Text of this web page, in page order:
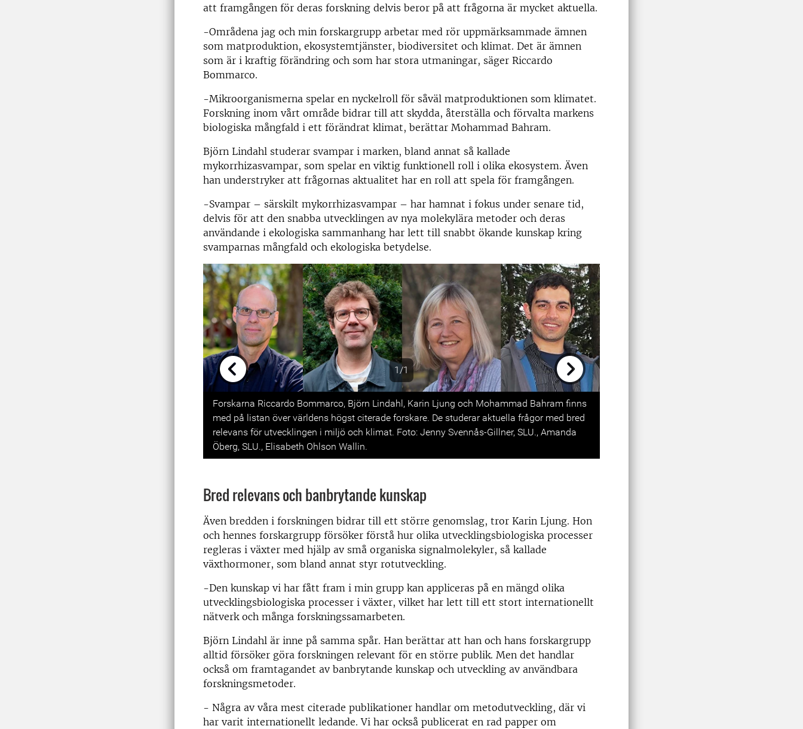
att framgången för deras forskning delvis beror på att frågorna är mycket aktuella.
-Områdena jag och min forskargrupp arbetar med rör uppmärksammade ämnen
som matproduktion, ekosystemtjänster, biodiversitet och klimat. Det är ämnen
som är i kraftig förändring och som har stora utmaningar, säger Riccardo
Bommarco.
-Mikroorganismerna spelar en nyckelroll för såväl matproduktionen som klimatet.
Forskning inom vårt område bidrar till att skydda, återställa och förvalta markens
biologiska mångfald i ett förändrat klimat, berättar Mohammad Bahram.
Björn Lindahl studerar svampar i marken, bland annat så kallade
mykorrhizasvampar, som spelar en viktig funktionell roll i olika ekosystem. Även
han understryker att frågornas aktualitet har en roll att spela för framgången.
-Svampar – särskilt mykorrhizasvampar – har hamnat i fokus under senare tid,
delvis för att den snabba utvecklingen av nya molekylära metoder och deras
användande i ekologiska sammanhang har lett till snabbt ökande kunskap kring
svamparnas mångfald och ekologiska betydelse.
1/1
Previous Next
Forskarna Riccardo Bommarco, Björn Lindahl, Karin Ljung och Mohammad Bahram finns
med på listan över världens högst citerade forskare. De studerar aktuella frågor med bred
relevans för utvecklingen i miljö och klimat. Foto: Jenny Svennås-Gillner, SLU., Amanda
Öberg, SLU., Elisabeth Ohlson Wallin.
Bred relevans och banbrytande kunskap
Även bredden i forskningen bidrar till ett större genomslag, tror Karin Ljung. Hon
och hennes forskargrupp försöker förstå hur olika utvecklingsbiologiska processer
regleras i växter med hjälp av små organiska signalmolekyler, så kallade
växthormoner, som bland annat styr rotutveckling.
-Den kunskap vi har fått fram i min grupp kan appliceras på en mängd olika
utvecklingsbiologiska processer i växter, vilket har lett till ett stort internationellt
nätverk och många forskningssamarbeten.
Björn Lindahl är inne på samma spår. Han berättar att han och hans forskargrupp
alltid försöker göra forskningen relevant för en större publik. Men det handlar
också om framtagandet av banbrytande kunskap och utveckling av användbara
forskningsmetoder.
- Några av våra mest citerade publikationer handlar om metodutveckling, där vi
har varit internationellt ledande. Vi har också publicerat en rad papper om